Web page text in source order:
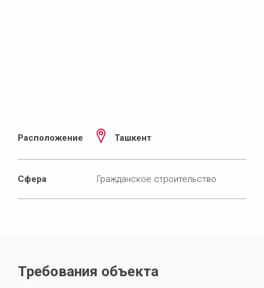
Расположение Ташкент
Сфера Гражданское строительство
Требования объекта